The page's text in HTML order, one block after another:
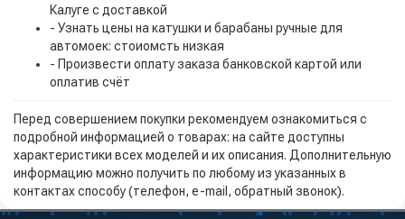
Калуге с доставкой
- Узнать цены на катушки и барабаны ручные для
автомоек: стоиомсть низкая
- Произвести оплату заказа банковской картой или
оплатив счёт
Перед совершением покупки рекомендуем ознакомиться с
подробной информацией о товарах: на сайте доступны
характеристики всех моделей и их описания. Дополнительную
информацию можно получить по любому из указанных в
контактах способу (телефон, e-mail, обратный звонок).